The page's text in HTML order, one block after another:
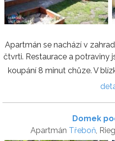
Apartmán se nachází v
čtvrti. Restaurace a potraviny
koupání 8 minut chůze. V
Domek
Apartmán Třeboň ,